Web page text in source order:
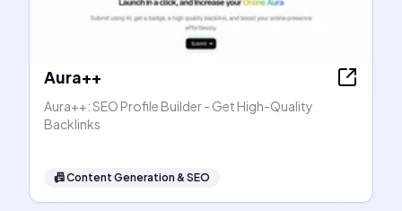
Aura++
Aura++: SEO Profile Builder - Get High-Quality
Backlinks
📠Content Generation & SEO